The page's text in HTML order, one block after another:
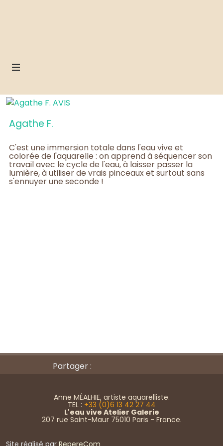
Agathe F.
C'est une immersion totale dans l'eau vive et
colorée de l'aquarelle : on apprend à séquencer son
travail avec le cycle de l'eau, à laisser passer la
lumière, à utiliser de vrais pinceaux et surtout sans
s'ennuyer une seconde !
Partager :
Anne MÉALHIE, artiste aquarelliste.
TEL : +33 (0)6 13 42 27 44
L'eau vive Atelier Galerie
207 rue Saint-Maur 75010 Paris - France.
Site réalisé par RepereCom